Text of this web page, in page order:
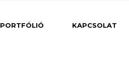
PORTFÓLIÓ KAPCSOLAT
Belsőépítészet